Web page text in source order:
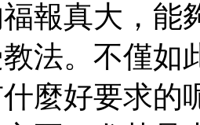
報真大，能
法。不僅如
麼好要求的